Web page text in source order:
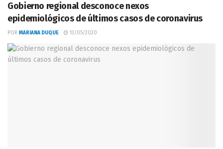
Gobierno regional desconoce nexos
epidemiológicos de últimos casos de coronavirus
POR MARIANA DUQUE 13/05/2020